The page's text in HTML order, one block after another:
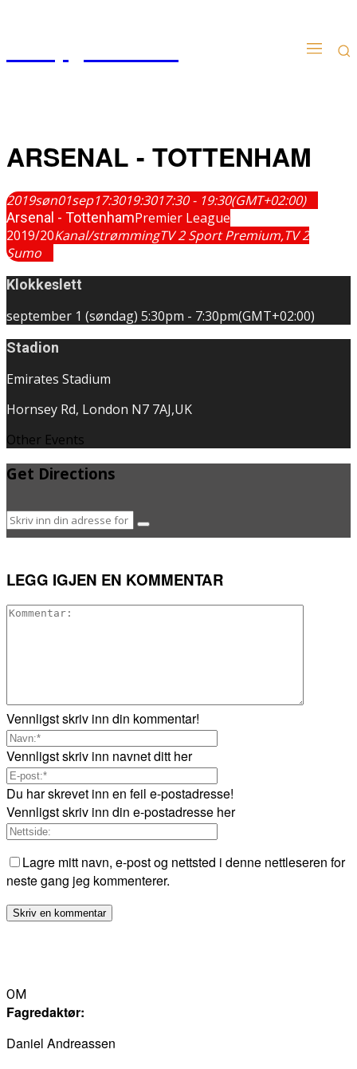
ARSENAL - TOTTENHAM
2019søn01sep17:3019:3017:30 - 19:30(GMT+02:00)
Arsenal - TottenhamPremier League
2019/20Kanal/strømmingTV 2 Sport Premium,TV 2
Sumo
Klokkeslett
september 1 (søndag) 5:30pm - 7:30pm(GMT+02:00)
Stadion
Emirates Stadium
Hornsey Rd, London N7 7AJ,UK
Other Events
Get Directions
LEGG IGJEN EN KOMMENTAR
Vennligst skriv inn din kommentar!
Vennligst skriv inn navnet ditt her
Du har skrevet inn en feil e-postadresse!
Vennligst skriv inn din e-postadresse her
Lagre mitt navn, e-post og nettsted i denne nettleseren for
neste gang jeg kommenterer.
OM
Fagredaktør:
Daniel Andreassen